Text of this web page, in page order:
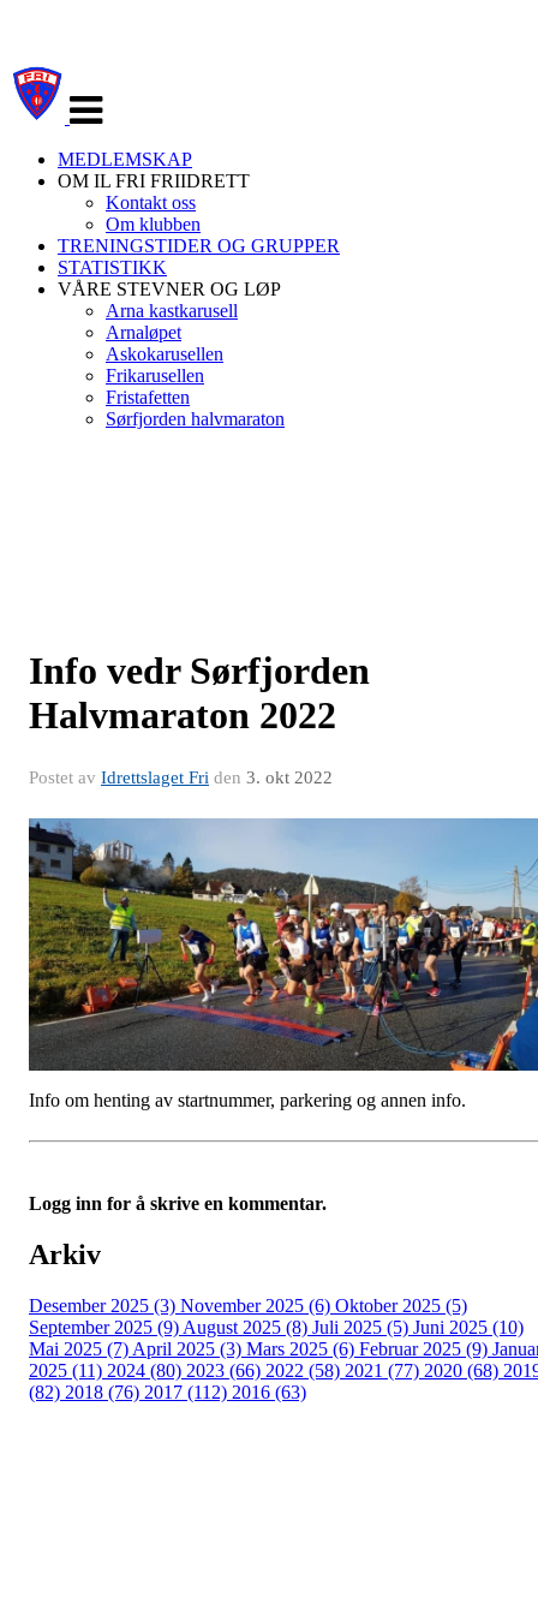
navigasjon
MEDLEMSKAP
OM IL FRI FRIIDRETT
Kontakt oss
Om klubben
TRENINGSTIDER OG GRUPPER
STATISTIKK
VÅRE STEVNER OG LØP
Arna kastkarusell
Arnaløpet
Askokarusellen
Frikarusellen
Fristafetten
Sørfjorden halvmaraton
Info vedr Sørfjorden
Halvmaraton 2022
Postet av Idrettslaget Fri den 3. okt 2022
Info om henting av startnummer, parkering og annen info.
Logg inn for å skrive en kommentar.
Arkiv
Desember 2025 (3) November 2025 (6) Oktober 2025 (5)
September 2025 (9) August 2025 (8) Juli 2025 (5) Juni 2025 (10)
Mai 2025 (7) April 2025 (3) Mars 2025 (6) Februar 2025 (9)
2025 (11) 2024 (80) 2023 (66) 2022 (58) 2021 (77) 2020 (68)
(82) 2018 (76) 2017 (112) 2016 (63)